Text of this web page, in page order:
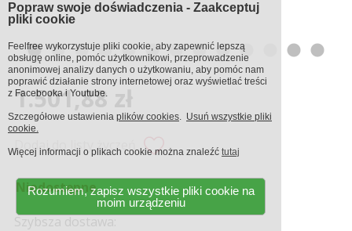
1.501,88 zł
Dodaj do listy życzeń
Niedostępne
Popraw swoje doświadczenia - Zaakceptuj
pliki cookie
Feelfree wykorzystuje pliki cookie, aby zapewnić lepszą
obsługę online, pomóc użytkownikowi, przeprowadzenie
anonimowej analizy danych o użytkowaniu, aby pomóc nam
poprawić działanie strony internetowej oraz wyświetlać treści
z Facebooka i Youtube.
Szczegółowe ustawienia plików cookies. Usuń wszystkie pliki
cookie.
Więcej informacji o plikach cookie można znaleźć tutaj
Rozumiem, zapisz wszystkie pliki cookie na
moim urządzeniu